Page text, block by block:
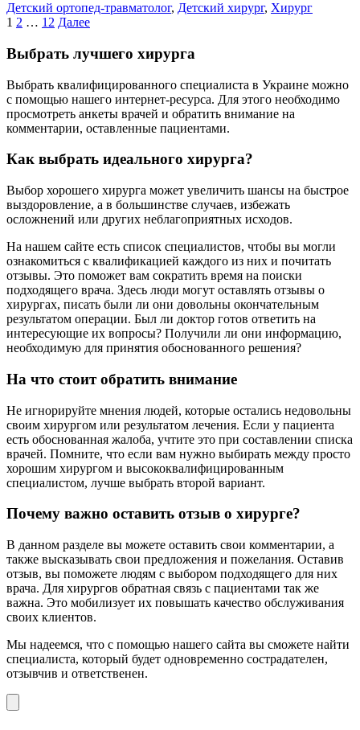
Детский ортопед-травматолог, Детский хирург, Хирург
Пагинация
записей
1 2 … 12 Далее
Выбрать лучшего хирурга
Выбрать квалифицированного специалиста в Украине можно
с помощью нашего интернет-ресурса. Для этого необходимо
просмотреть анкеты врачей и обратить внимание на
комментарии, оставленные пациентами.
Как выбрать идеального хирурга?
Выбор хорошего хирурга может увеличить шансы на быстрое
выздоровление, а в большинстве случаев, избежать
осложнений или других неблагоприятных исходов.
На нашем сайте есть список специалистов, чтобы вы могли
ознакомиться с квалификацией каждого из них и почитать
отзывы. Это поможет вам сократить время на поиски
подходящего врача. Здесь люди могут оставлять отзывы о
хирургах, писать были ли они довольны окончательным
результатом операции. Был ли доктор готов ответить на
интересующие их вопросы? Получили ли они информацию,
необходимую для принятия обоснованного решения?
На что стоит обратить внимание
Не игнорируйте мнения людей, которые остались недовольны
своим хирургом или результатом лечения. Если у пациента
есть обоснованная жалоба, учтите это при составлении списка
врачей. Помните, что если вам нужно выбирать между просто
хорошим хирургом и высококвалифицированным
специалистом, лучше выбрать второй вариант.
Почему важно оставить отзыв о хирурге?
В данном разделе вы можете оставить свои комментарии, а
также высказывать свои предложения и пожелания. Оставив
отзыв, вы поможете людям с выбором подходящего для них
врача. Для хирургов обратная связь с пациентами так же
важна. Это мобилизует их повышать качество обслуживания
своих клиентов.
Мы надеемся, что с помощью нашего сайта вы сможете найти
специалиста, который будет одновременно сострадателен,
отзывчив и ответственен.